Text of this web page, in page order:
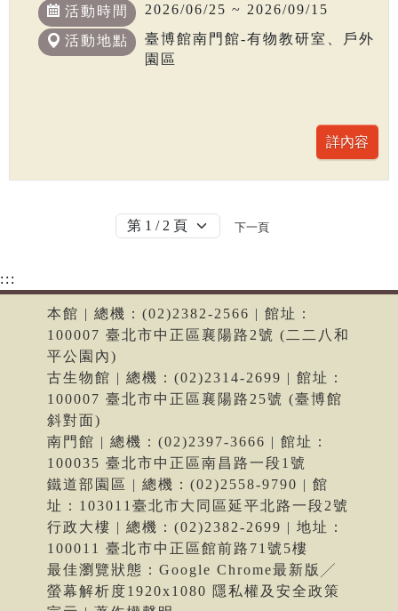
活動時間 2026/06/25 ~ 2026/09/15
活動地點
臺博館南門館-有物教研室、戶外
園區
下一頁
:::
本館 | 總機：(02)2382-2566 | 館址：
100007 臺北市中正區襄陽路2號 (二二八和
平公園內)
古生物館 | 總機：(02)2314-2699 | 館址：
100007 臺北市中正區襄陽路25號 (臺博館
斜對面)
南門館 | 總機：(02)2397-3666 | 館址：
100035 臺北市中正區南昌路一段1號
鐵道部園區 | 總機：(02)2558-9790 | 館
址：103011臺北市大同區延平北路一段2號
行政大樓 | 總機：(02)2382-2699 | 地址：
100011 臺北市中正區館前路71號5樓
最佳瀏覽狀態：Google Chrome最新版╱
螢幕解析度1920x1080 隱私權及安全政策